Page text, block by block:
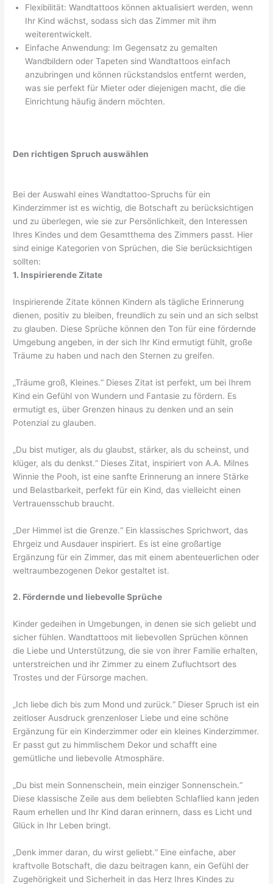
Flexibilität: Wandtattoos können aktualisiert werden, wenn
Ihr Kind wächst, sodass sich das Zimmer mit ihm
weiterentwickelt.
Einfache Anwendung: Im Gegensatz zu gemalten
Wandbildern oder Tapeten sind Wandtattoos einfach
anzubringen und können rückstandslos entfernt werden,
was sie perfekt für Mieter oder diejenigen macht, die die
Einrichtung häufig ändern möchten.
Den richtigen Spruch auswählen
Bei der Auswahl eines Wandtattoo-Spruchs für ein
Kinderzimmer ist es wichtig, die Botschaft zu berücksichtigen
und zu überlegen, wie sie zur Persönlichkeit, den Interessen
Ihres Kindes und dem Gesamtthema des Zimmers passt. Hier
sind einige Kategorien von Sprüchen, die Sie berücksichtigen
sollten:
1. Inspirierende Zitate
Inspirierende Zitate können Kindern als tägliche Erinnerung
dienen, positiv zu bleiben, freundlich zu sein und an sich selbst
zu glauben. Diese Sprüche können den Ton für eine fördernde
Umgebung angeben, in der sich Ihr Kind ermutigt fühlt, große
Träume zu haben und nach den Sternen zu greifen.
„Träume groß, Kleines.“ Dieses Zitat ist perfekt, um bei Ihrem
Kind ein Gefühl von Wundern und Fantasie zu fördern. Es
ermutigt es, über Grenzen hinaus zu denken und an sein
Potenzial zu glauben.
„Du bist mutiger, als du glaubst, stärker, als du scheinst, und
klüger, als du denkst.“ Dieses Zitat, inspiriert von A.A. Milnes
Winnie the Pooh, ist eine sanfte Erinnerung an innere Stärke
und Belastbarkeit, perfekt für ein Kind, das vielleicht einen
Vertrauensschub braucht.
„Der Himmel ist die Grenze.“ Ein klassisches Sprichwort, das
Ehrgeiz und Ausdauer inspiriert. Es ist eine großartige
Ergänzung für ein Zimmer, das mit einem abenteuerlichen oder
weltraumbezogenen Dekor gestaltet ist.
2. Fördernde und liebevolle Sprüche
Kinder gedeihen in Umgebungen, in denen sie sich geliebt und
sicher fühlen. Wandtattoos mit liebevollen Sprüchen können
die Liebe und Unterstützung, die sie von ihrer Familie erhalten,
unterstreichen und ihr Zimmer zu einem Zufluchtsort des
Trostes und der Fürsorge machen.
„Ich liebe dich bis zum Mond und zurück.“ Dieser Spruch ist ein
zeitloser Ausdruck grenzenloser Liebe und eine schöne
Ergänzung für ein Kinderzimmer oder ein kleines Kinderzimmer.
Er passt gut zu himmlischem Dekor und schafft eine
gemütliche und liebevolle Atmosphäre.
„Du bist mein Sonnenschein, mein einziger Sonnenschein.“
Diese klassische Zeile aus dem beliebten Schlaflied kann jeden
Raum erhellen und Ihr Kind daran erinnern, dass es Licht und
Glück in Ihr Leben bringt.
„Denk immer daran, du wirst geliebt.“ Eine einfache, aber
kraftvolle Botschaft, die dazu beitragen kann, ein Gefühl der
Zugehörigkeit und Sicherheit in das Herz Ihres Kindes zu